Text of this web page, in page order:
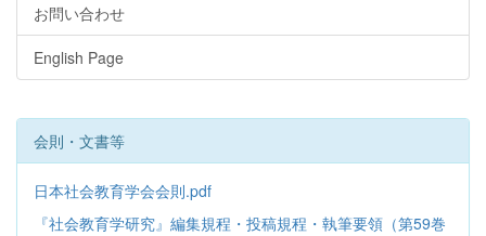
お問い合わせ
English Page
会則・文書等
日本社会教育学会会則.pdf
『社会教育学研究』編集規程・投稿規程・執筆要領（第59巻